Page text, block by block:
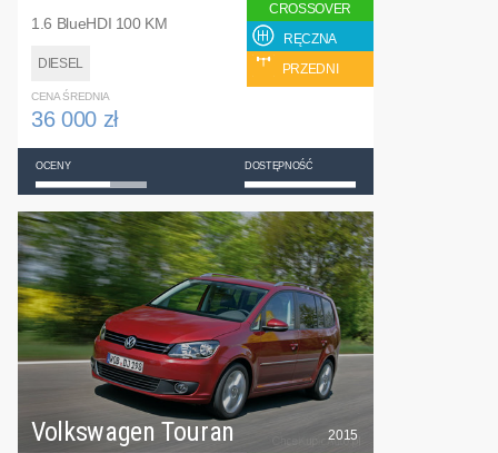
1.6 BlueHDI 100 KM
DIESEL
CROSSOVER
RĘCZNA
PRZEDNI
CENA ŚREDNIA
36 000 zł
OCENY DOSTĘPNOŚĆ
Volkswagen Touran 2015